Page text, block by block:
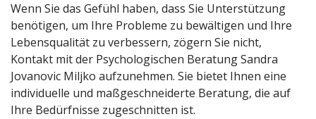
Wenn Sie das Gefühl haben, dass Sie Unterstützung
benötigen, um Ihre Probleme zu bewältigen und Ihre
Lebensqualität zu verbessern, zögern Sie nicht,
Kontakt mit der Psychologischen Beratung Sandra
Jovanovic Miljko aufzunehmen. Sie bietet Ihnen eine
individuelle und maßgeschneiderte Beratung, die auf
Ihre Bedürfnisse zugeschnitten ist.